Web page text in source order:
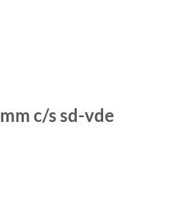
c/s sd-vde